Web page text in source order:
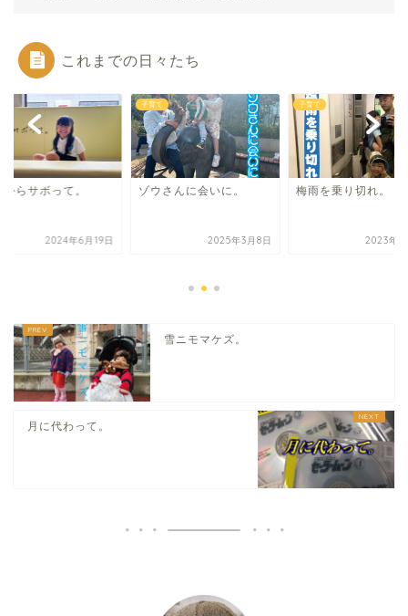
これまでの日々たち
からサボって。
2024年6月19日
子育て
ゾウさんに会いに。
2025年3月8日
子育て
梅雨を乗り切れ。
2023年7
雪ニモマケズ。
月に代わって。